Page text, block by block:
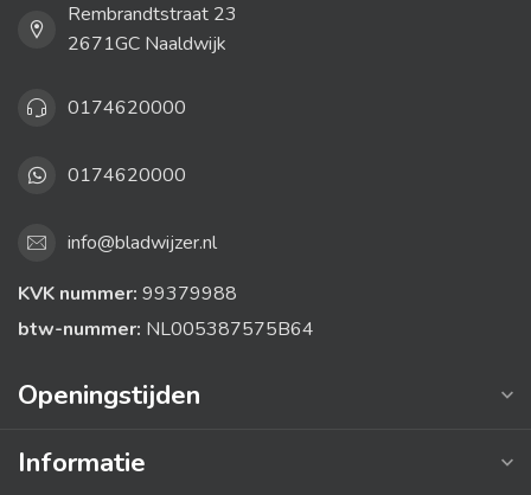
Rembrandtstraat 23
2671GC Naaldwijk
0174620000
0174620000
info@bladwijzer.nl
KVK nummer: 99379988
btw-nummer: NL005387575B64
Openingstijden
Informatie